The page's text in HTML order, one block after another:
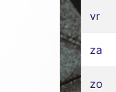
vr
za
zo